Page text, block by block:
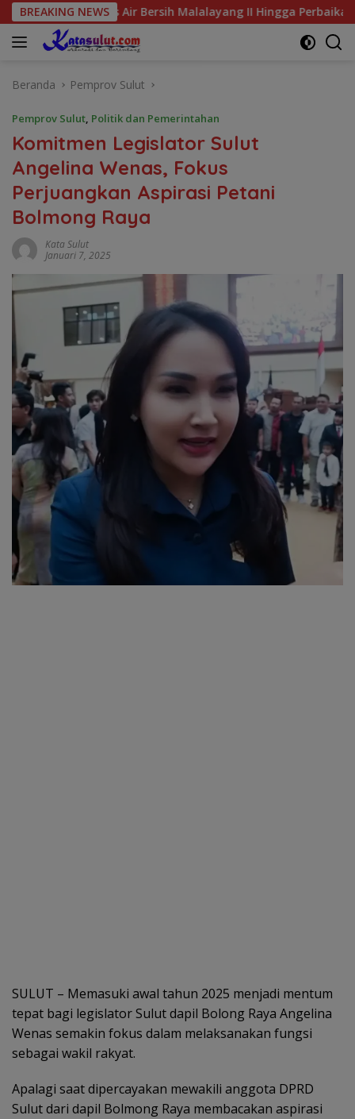
Langsung
ke
konten
BREAKING NEWS
Air Bersih Malalayang II Hingga Perbaikan Infrastruktur
Beranda Pemprov Sulut
Pemprov Sulut, Politik dan Pemerintahan
Komitmen Legislator Sulut
Angelina Wenas, Fokus
Perjuangkan Aspirasi Petani
Bolmong Raya
Kata Sulut
Januari 7, 2025
SULUT – Memasuki awal tahun 2025 menjadi mentum
tepat bagi legislator Sulut dapil Bolong Raya Angelina
Wenas semakin fokus dalam melaksanakan fungsi
sebagai wakil rakyat.
Apalagi saat dipercayakan mewakili anggota DPRD
Sulut dari dapil Bolmong Raya membacakan aspirasi